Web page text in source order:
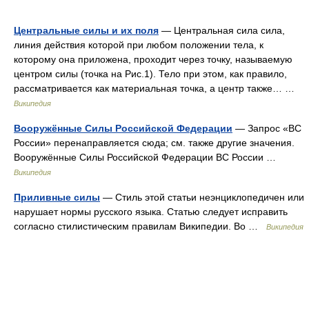
Центральные силы и их поля — Центральная сила сила,
линия действия которой при любом положении тела, к
которому она приложена, проходит через точку, называемую
центром силы (точка на Рис.1). Тело при этом, как правило,
рассматривается как материальная точка, а центр также… …
Википедия
Вооружённые Силы Российской Федерации — Запрос «ВС
России» перенаправляется сюда; см. также другие значения.
Вооружённые Силы Российской Федерации ВС России …
Википедия
Приливные силы — Стиль этой статьи неэнциклопедичен или
нарушает нормы русского языка. Статью следует исправить
согласно стилистическим правилам Википедии. Во …
Википедия